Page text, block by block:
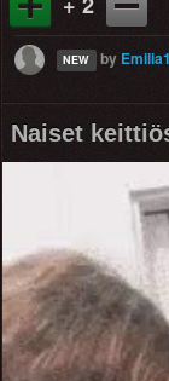
NEW by Emilia1
Naiset